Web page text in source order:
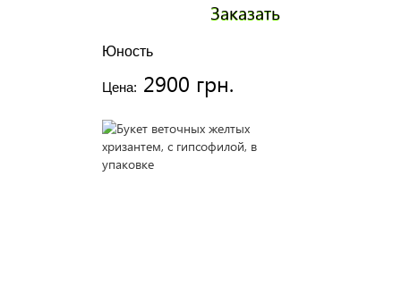
Юность
Цена: 2900 грн.
Заказать